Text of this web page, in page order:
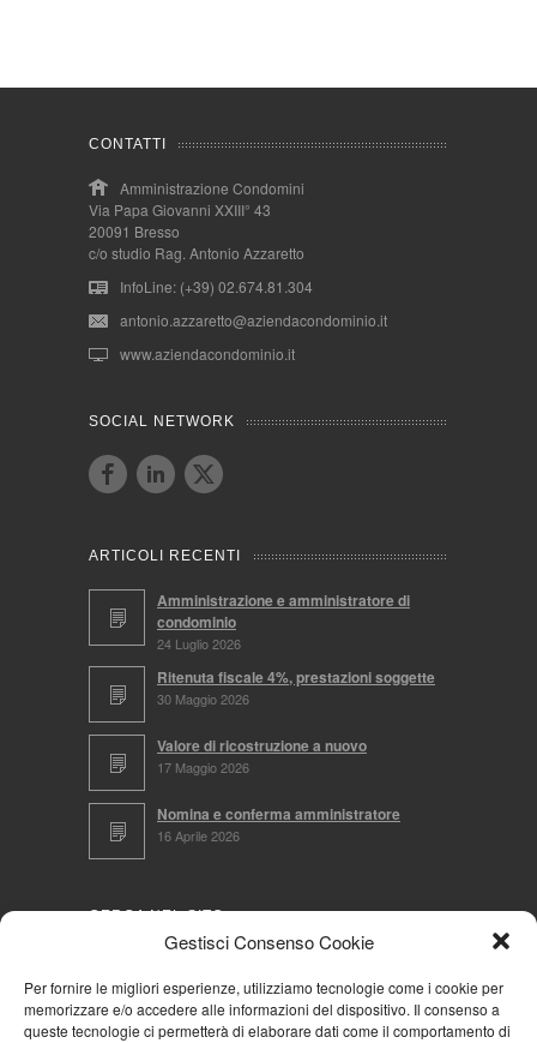
Gestisci Consenso Cookie
Per fornire le migliori esperienze, utilizziamo tecnologie come i cookie per
memorizzare e/o accedere alle informazioni del dispositivo. Il consenso a
queste tecnologie ci permetterà di elaborare dati come il comportamento di
CONTATTI
Amministrazione Condomini
Via Papa Giovanni XXIII° 43
20091 Bresso
c/o studio Rag. Antonio Azzaretto
InfoLine: (+39) 02.674.81.304
antonio.azzaretto@aziendacondominio.it
www.aziendacondominio.it
SOCIAL NETWORK
ARTICOLI RECENTI
Amministrazione e amministratore di
condominio
24 Luglio 2026
Ritenuta fiscale 4%, prestazioni soggette
30 Maggio 2026
Valore di ricostruzione a nuovo
17 Maggio 2026
Nomina e conferma amministratore
16 Aprile 2026
CERCA NEL SITO
NAVIGA PER